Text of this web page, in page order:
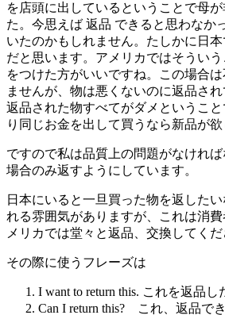
を店頭に出しているということで母
た。今思えば 返品 できると思わなか
いたのかもしれません。たしかに日
だと思います。アメリカではそうい
をつけた方がいいですね。この場合
ませんが、物は悪くないのに返品さ
返品された物すべてがダメというこ
り同じお金を出して買うなら新品が欲
ですので私は品質上の問題がなけれ
場合のみ返すようにしています。
日本にいると一旦買った物を返した
れる雰囲気がありますが、これは消
メリカでは堂々と返品、交換してくだ
その際に使うフレーズは
I want to return this. これを返品し
Can I return this? これ、返品でき